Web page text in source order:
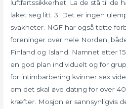
luftfartssikkerhet. La de stå til de
laket seg litt. 3. Det er ingen
svakheter. NGF har også tette
foreninger over hele Norden,
Finland og Island. Namnet etter
en god plan individuelt og for
for intimbarbering kvinner sex
om det skal øve dating for over
kræfter. Mosjon er sannsynligvis